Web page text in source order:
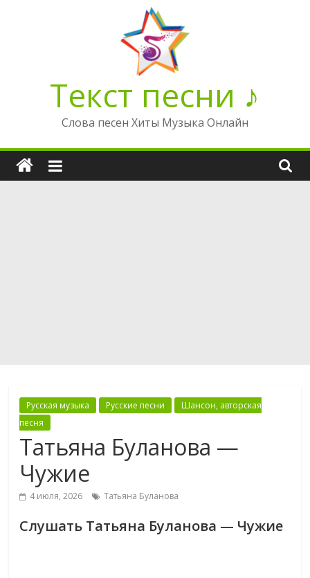
Текст песни ♪
Слова песен Хиты Музыка Онлайн
Русская музыка Русские песни
Шансон, авторская
песня
Татьяна Буланова —
Чужие
4 июля, 2026 Татьяна Буланова
Слушать Татьяна Буланова — Чужие